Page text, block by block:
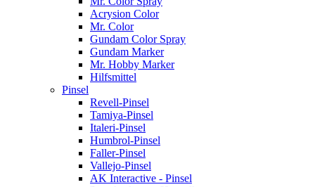
Acrysion Color
Mr. Color
Gundam Color Spray
Gundam Marker
Mr. Hobby Marker
Hilfsmittel
Pinsel
Revell-Pinsel
Tamiya-Pinsel
Italeri-Pinsel
Humbrol-Pinsel
Faller-Pinsel
Vallejo-Pinsel
AK Interactive - Pinsel